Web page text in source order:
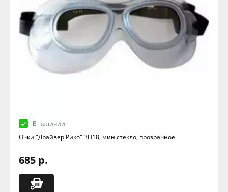
В наличии
Очки "Драйвер Рико" 3Н18, мин.стекло, прозрачное
685 р.